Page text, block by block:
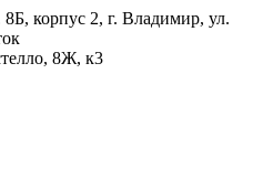
корпус 2, г. Владимир, ул.
8Ж, к3